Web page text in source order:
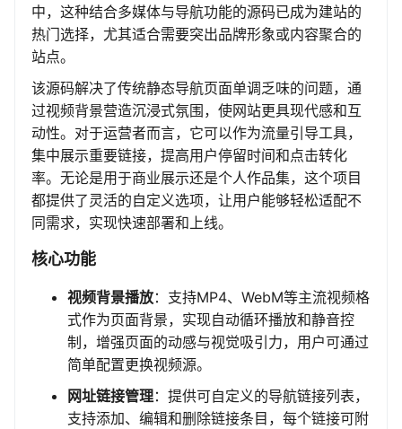
中，这种结合多媒体与导航功能的源码已成为建站的
热门选择，尤其适合需要突出品牌形象或内容聚合的
站点。
该源码解决了传统静态导航页面单调乏味的问题，通
过视频背景营造沉浸式氛围，使网站更具现代感和互
动性。对于运营者而言，它可以作为流量引导工具，
集中展示重要链接，提高用户停留时间和点击转化
率。无论是用于商业展示还是个人作品集，这个项目
都提供了灵活的自定义选项，让用户能够轻松适配不
同需求，实现快速部署和上线。
核心功能
视频背景播放：支持MP4、WebM等主流视频格
式作为页面背景，实现自动循环播放和静音控
制，增强页面的动感与视觉吸引力，用户可通过
简单配置更换视频源。
网址链接管理：提供可自定义的导航链接列表，
支持添加、编辑和删除链接条目，每个链接可附